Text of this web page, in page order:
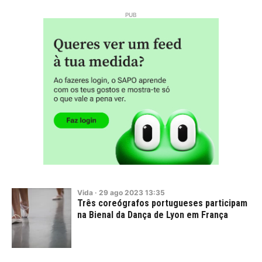
Vida · 29 ago 2023 13:35
Três coreógrafos portugueses participam
na Bienal da Dança de Lyon em França